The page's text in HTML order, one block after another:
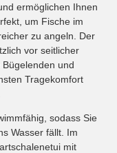
ermöglichen Ihnen
um Fische im
zu angeln. Der
vor seitlicher
und
Tragekomfort
sodass Sie
Wasser fällt. Im
mit